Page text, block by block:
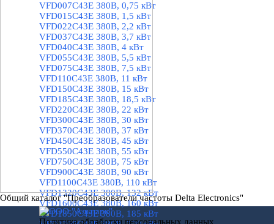
VFD007C43E 380В, 0,75 кВт
VFD015C43E 380В, 1,5 кВт
VFD022C43E 380В, 2,2 кВт
VFD037C43E 380В, 3,7 кВт
VFD040C43E 380В, 4 кВт
VFD055C43E 380В, 5,5 кВт
VFD075C43E 380В, 7,5 кВт
VFD110C43E 380В, 11 кВт
VFD150C43E 380В, 15 кВт
VFD185C43E 380В, 18,5 кВт
VFD220C43E 380В, 22 кВт
VFD300C43E 380В, 30 кВт
VFD370C43E 380В, 37 кВт
VFD450C43E 380В, 45 кВт
VFD550C43E 380В, 55 кВт
VFD750C43E 380В, 75 кВт
VFD900C43E 380В, 90 кВт
VFD1100C43E 380В, 110 кВт
VFD1320C43E 380В, 132 кВт
VFD1600C43E 380В, 160 кВт
VFD1850C43E 380В, 185 кВт
Общий каталог "Преобразователи частоты Delta Electronics"
Политика обработки персональных данных